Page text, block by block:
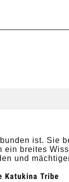
ist. Sie
ein breites
und
Katukina Tribe